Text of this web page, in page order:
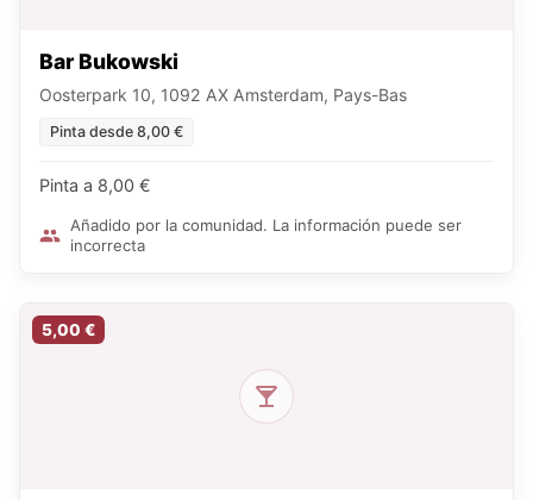
Bar Bukowski
Oosterpark 10, 1092 AX Amsterdam, Pays-Bas
Pinta desde 8,00 €
Pinta a 8,00 €
Añadido por la comunidad. La información puede ser
incorrecta
5,00 €